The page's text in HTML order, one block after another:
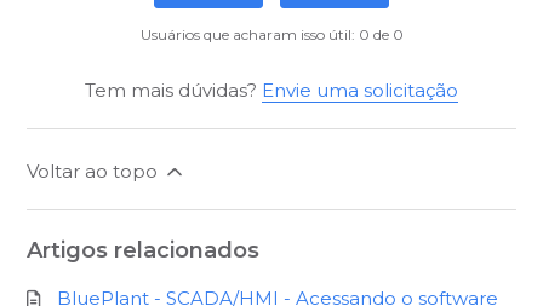
Usuários que acharam isso útil: 0 de 0
Tem mais dúvidas? Envie uma solicitação
Voltar ao topo
Artigos relacionados
BluePlant - SCADA/HMI - Acessando o software